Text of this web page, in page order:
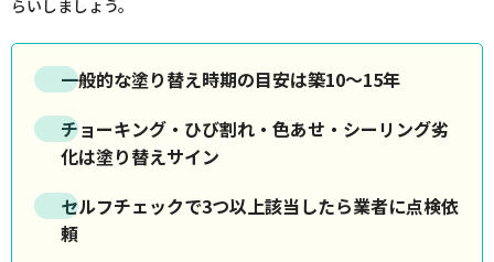
らいしましょう。
一般的な塗り替え時期の目安は築10〜15年
チョーキング・ひび割れ・色あせ・シーリング劣
化は塗り替えサイン
セルフチェックで3つ以上該当したら業者に点検依
頼